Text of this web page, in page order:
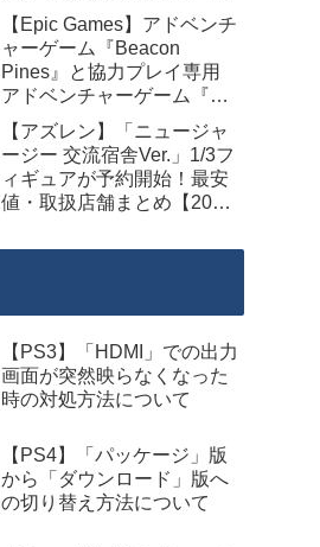
扱店舗まとめ【2027年4月
発売】
【Epic Games】アドベンチ
ャーゲーム『Beacon
Pines』と協力プレイ専用
アドベンチャーゲーム『We
Were Here Together』の無
料配布が来週2026年8月14
日午前0時までの期間限定
で開始！
【アズレン】「ニュージャ
ージー 交流宿舎Ver.」1/3フ
ィギュアが予約開始！最安
値・取扱店舗まとめ【2027
【PS3】「HDMI」での出力
画面が突然映らなくなった
時の対処方法について
【PS4】「パッケージ」版
から「ダウンロード」版へ
の切り替え方法について